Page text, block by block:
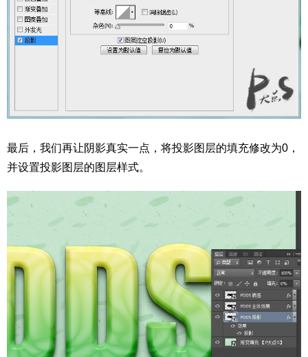
最后，我们再让阴影真实一点，将投影图层的填充修改为0，
并设置投影图层的图层样式。